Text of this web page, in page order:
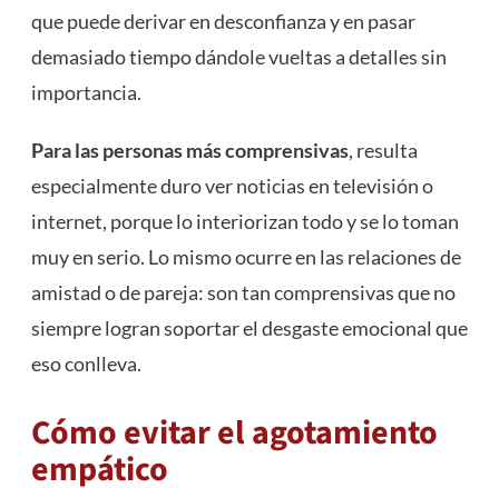
que puede derivar en desconfianza y en pasar
demasiado tiempo dándole vueltas a detalles sin
importancia.
Para las personas más comprensivas, resulta
especialmente duro ver noticias en televisión o
internet, porque lo interiorizan todo y se lo toman
muy en serio. Lo mismo ocurre en las relaciones de
amistad o de pareja: son tan comprensivas que no
siempre logran soportar el desgaste emocional que
eso conlleva.
Cómo evitar el agotamiento
empático